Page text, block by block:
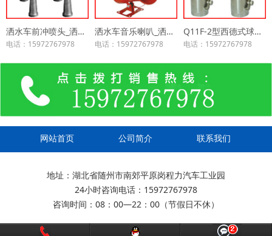
洒水车前冲喷头_洒水车配件
电话：15972767978
洒水车音乐喇叭_洒水车配件
电话：15972767978
Q11F-2型西德式球阀_洒水车配件
电话：15972767978
网站首页 公司简介 联系我们
地址：湖北省随州市南郊平原岗程力汽车工业园
24小时咨询电话：15972767978
咨询时间：08：00—22：00（节假日不休）